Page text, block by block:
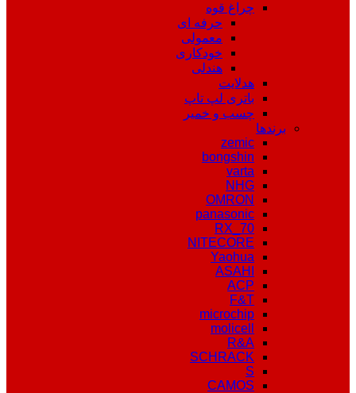
چراغ قوه
حرفه ای
معمولی
خودکاری
هندلی
هدلایت
باتری لپ تاپ
چسب و خمیر
برندها
zemic
bongshin
varta
NHG
OMRON
panasonic
RX_70
NITECORE
Yaohua
ASAHI
ACP
F&T
microchip
molicell
R&A
SCHRACK
S
CAMOS